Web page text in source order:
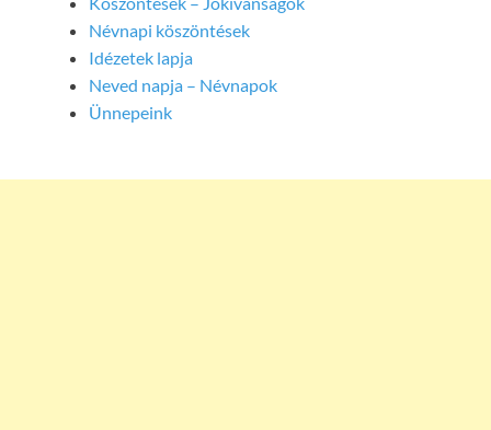
Névnapi köszöntések
Idézetek lapja
Neved napja – Névnapok
Ünnepeink